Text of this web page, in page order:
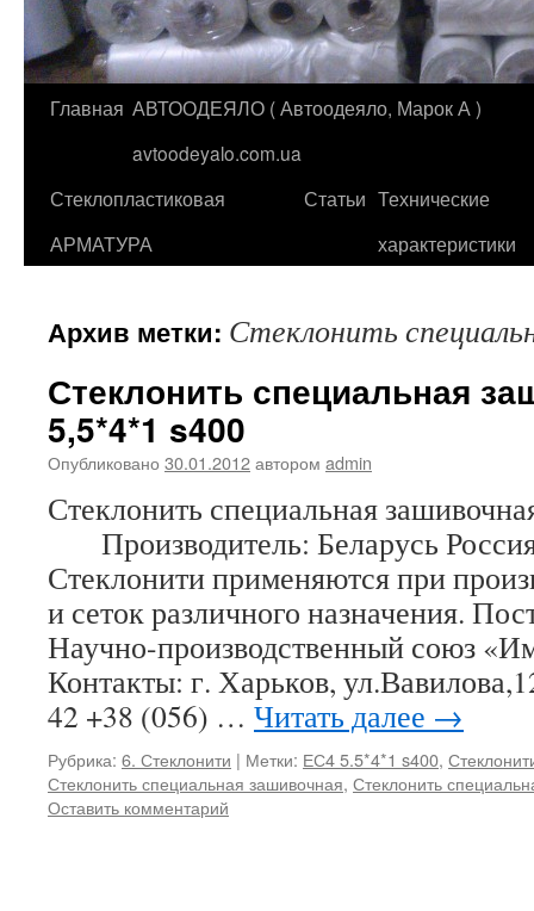
Перейти
содержимому
Главная АВТООДЕЯЛО ( Автоодеяло, Марок А )
avtoodeyalo.com.ua
Стеклопластиковая
АРМАТУРА
Статьи Технические
характеристики
Архив метки: Стеклонить
Стеклонить специальная
5,5*4*1 s400
Опубликовано 30.01.2012автором admin
Стеклонить специальная
Производитель: Беларусь
Стеклонити применяются при
и сеток различного назначения.
Научно-производственный союз
Контакты: г. Харьков,
42 +38 (056) … Читать далее →
Рубрика: 6. Стеклонити | Метки: ЕС4 5.5*4*1 s400,
Стеклонить специальная зашивочная, Стеклонить
Оставить комментарий